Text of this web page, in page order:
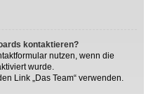
kontaktieren?
nutzen, wenn die
wurde.
Link „Das Team“ verwenden.